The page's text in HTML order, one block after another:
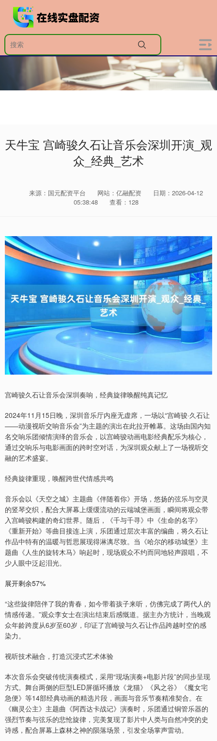
天牛宝 宫崎骏久石让音乐会深圳开演_观
众_经典_艺术
来源：国元配资平台 网站：亿融配资
日期：2026-04-12
05:38:48
查看：128
宫崎骏久石让音乐会深圳奏响，经典旋律唤醒纯真记忆
2024年11月15日晚，深圳音乐厅内座无虚席，一场以“宫崎骏·久石让
——动漫视听交响音乐会”为主题的演出在此拉开帷幕。这场由国内知
名交响乐团倾情演绎的音乐会，以宫崎骏动画电影经典配乐为核心，
通过交响乐与电影画面的跨时空对话，为深圳观众献上了一场视听交
融的艺术盛宴。
经典旋律重现，唤醒跨世代情感共鸣
音乐会以《天空之城》主题曲《伴随着你》开场，悠扬的弦乐与空灵
的竖琴交织，配合大屏幕上缓缓流动的云端城堡画面，瞬间将观众带
入宫崎骏构建的奇幻世界。随后，《千与千寻》中《生命的名字》
《重新开始》等曲目接连上演，乐团通过层次丰富的编曲，将久石让
作品中特有的温暖与哲思展现得淋漓尽致。当《哈尔的移动城堡》主
题曲《人生的旋转木马》响起时，现场观众不约而同地轻声跟唱，不
少人眼中泛起泪光。
展开剩余57%
“这些旋律陪伴了我的青春，如今带着孩子来听，仿佛完成了两代人的
情感传递。”观众李女士在演出结束后感慨道。据主办方统计，当晚观
众年龄跨度从6岁至60岁，印证了宫崎骏与久石让作品跨越时空的感
染力。
视听技术融合，打造沉浸式艺术体验
本次音乐会突破传统演奏模式，采用“现场演奏+电影片段”的同步呈现
方式。舞台两侧的巨型LED屏循环播放《龙猫》《风之谷》《魔女宅
急便》等14部经典动画的精选片段，画面与音乐节奏精准契合。在
《幽灵公主》主题曲《阿西达卡战记》演奏时，乐团通过铜管乐器的
强烈节奏与弦乐的悲怆旋律，完美复现了影片中人类与自然冲突的史
诗感，配合屏幕上森林之神的陨落场景，引发全场掌声雷动。